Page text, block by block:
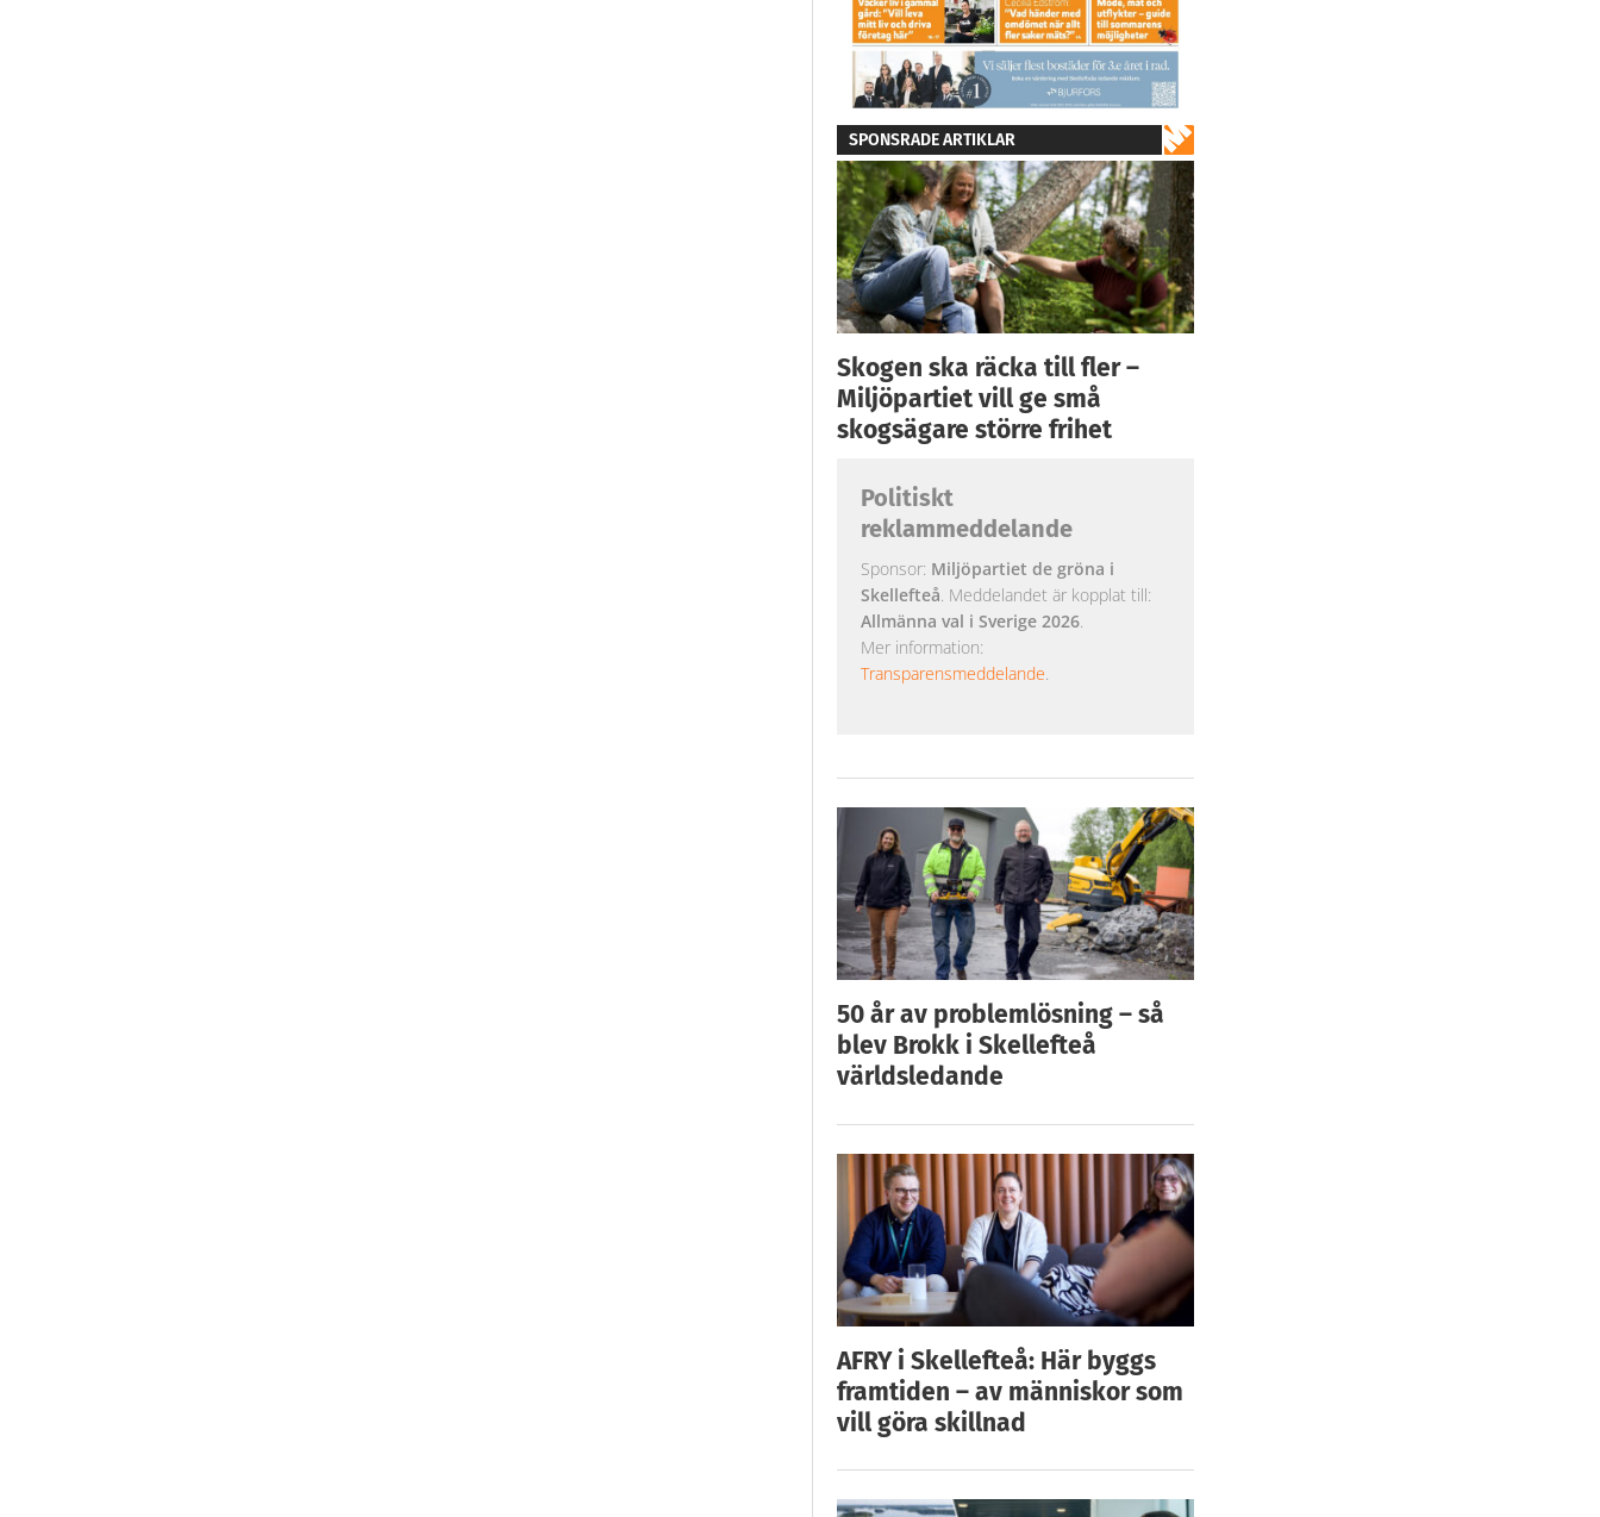
SPONSRADE ARTIKLAR
Skogen ska räcka till fler –
Miljöpartiet vill ge små
skogsägare större frihet
Politiskt
reklammeddelande
Sponsor: Miljöpartiet de gröna i
Skellefteå. Meddelandet är kopplat till:
Allmänna val i Sverige 2026.
Mer information:
Transparensmeddelande.
50 år av problemlösning – så
blev Brokk i Skellefteå
världsledande
AFRY i Skellefteå: Här byggs
framtiden – av människor som
vill göra skillnad